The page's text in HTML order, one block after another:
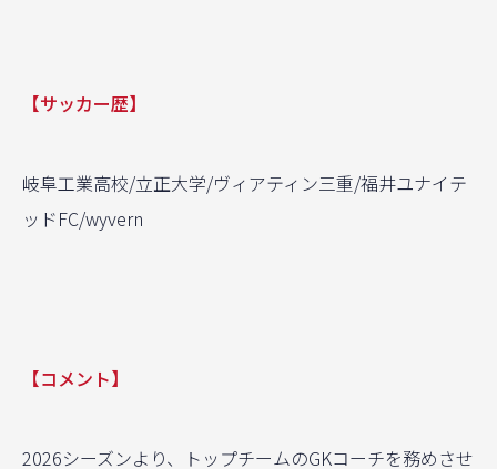
【サッカー歴】
岐阜工業高校/立正大学/ヴィアティン三重/福井ユナイテ
ッドFC/wyvern
【コメント】
2026シーズンより、トップチームのGKコーチを務めさせ